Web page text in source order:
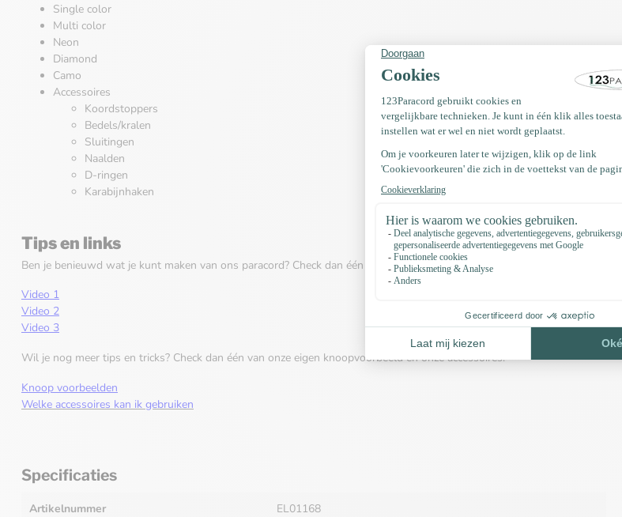
Single color
Multi color
Neon
Diamond
Camo
Accessoires
Koordstoppers
Bedels/kralen
Sluitingen
Naalden
D-ringen
Karabijnhaken
Tips en links
Ben je benieuwd wat je kunt maken van ons paracord? Check dan één van onderstaande video™s:
Video 1
Video 2
Video 3
Wil je nog meer tips en tricks? Check dan één van onze eigen knoopvoorbeeld en onze accessoires:
Knoop voorbeelden
Welke accessoires kan ik gebruiken
Specificaties
Artikelnummer EL01168